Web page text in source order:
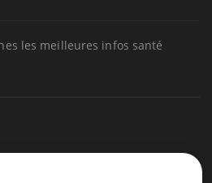
les meilleures infos santé